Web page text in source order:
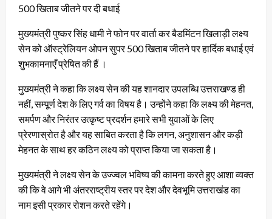
500 खिताब जीतने पर दी बधाई
मुख्यमंत्री पुष्कर सिंह धामी ने फोन पर वार्ता कर बैडमिंटन खिलाड़ी लक्ष्य
सेन को ऑस्ट्रेलियन ओपन सुपर 500 खिताब जीतने पर हार्दिक बधाई एवं
शुभकामनाएँ प्रेषित की हैं ।
मुख्यमंत्री ने कहा कि लक्ष्य सेन की यह शानदार उपलब्धि उत्तराखण्ड ही
नहीं, सम्पूर्ण देश के लिए गर्व का विषय है। उन्होंने कहा कि लक्ष्य की मेहनत,
समर्पण और निरंतर उत्कृष्ट प्रदर्शन हमारे सभी युवाओं के लिए
प्रेरणास्रोत है और यह साबित करता है कि लगन, अनुशासन और कड़ी
मेहनत के साथ हर कठिन लक्ष्य को प्राप्त किया जा सकता है।
मुख्यमंत्री ने लक्ष्य सेन के उज्ज्वल भविष्य की कामना करते हुए आशा व्यक्त
की कि वे आगे भी अंतरराष्ट्रीय स्तर पर देश और देवभूमि उत्तराखंड का
नाम इसी प्रकार रोशन करते रहेंगे।